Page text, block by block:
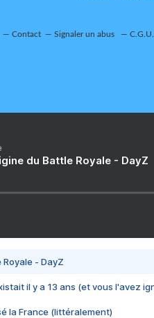
Contact Signaler un abus C.G.U.
du Battle Royale - DayZ
- DayZ
il y a 13 ans (et vous l'avez
la France (littéralement)